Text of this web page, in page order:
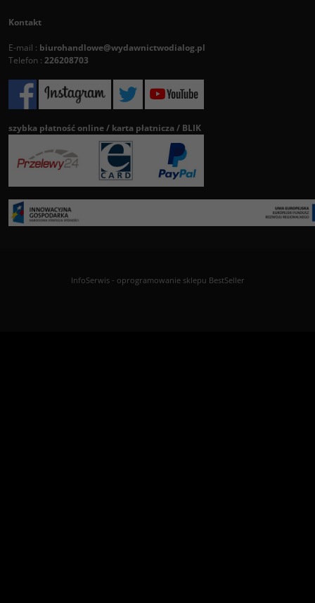
Kontakt
E-mail : biurohandlowe@wydawnictwodialog.pl
Telefon : 226208703
szybka płatność online / karta płatnicza / BLIK
InfoSerwis- oprogramowanie sklepu BestSeller